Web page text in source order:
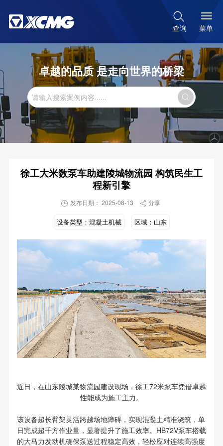

查询 菜单
卓越的品质 是走向世界的桥梁

徐工大米数泵车助建陵城物流园 构筑民生工
程新引擎
 发布日期： 2025-08-13  分享
设备类型： 混凝土机械 区域： 山东
近日，在山东陵城某物流园建设现场，徐工72米泵车凭借卓越
性能成为施工主力。
该设备超长臂架灵活跨越场地障碍，实现混凝土精准浇筑，单
日完成超千方作业量，显著提升了施工效率。HB72V泵车搭载
的大马力发动机确保泵送过程稳定高效，轻松应对连续高强度